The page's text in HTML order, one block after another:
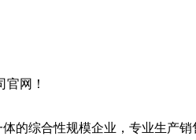
网！
综合性规模企业，专业生产